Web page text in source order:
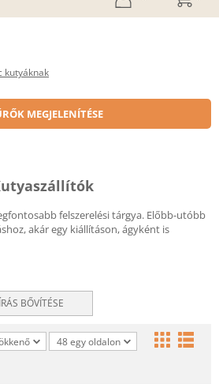
kutyáknak
MEGJELENÍTÉSE
felszerelési tárgya. Előbb-utóbb
akár egy kiállításon, ágyként is
BŐVÍTÉSE
48 egy oldalon